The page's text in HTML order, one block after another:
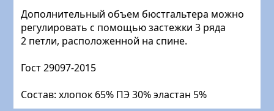
Дополнительный объем бюстгальтера можно
регулировать с помощью застежки 3 ряда
2 петли, расположенной на спине.
Гост 29097-2015
Состав: хлопок 65% ПЭ 30% эластан 5%